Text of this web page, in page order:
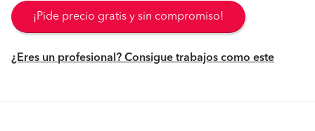
¡Pide precio gratis y sin compromiso!
¿Eres un profesional? Consigue trabajos como este